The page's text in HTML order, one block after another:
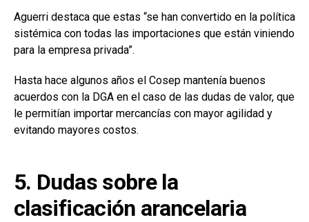
Aguerri destaca que estas “se han convertido en la política
sistémica con todas las importaciones que están viniendo
para la empresa privada”.
Hasta hace algunos años el Cosep mantenía buenos
acuerdos con la DGA en el caso de las dudas de valor, que
le permitían importar mercancías con mayor agilidad y
evitando mayores costos.
5. Dudas sobre la
clasificación arancelaria